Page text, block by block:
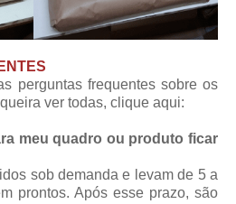
perguntas frequentes sobre os
ver todas, clique aqui:
meu quadro ou produto ficar
sob demanda e levam de 5 a
prontos. Após esse prazo, são